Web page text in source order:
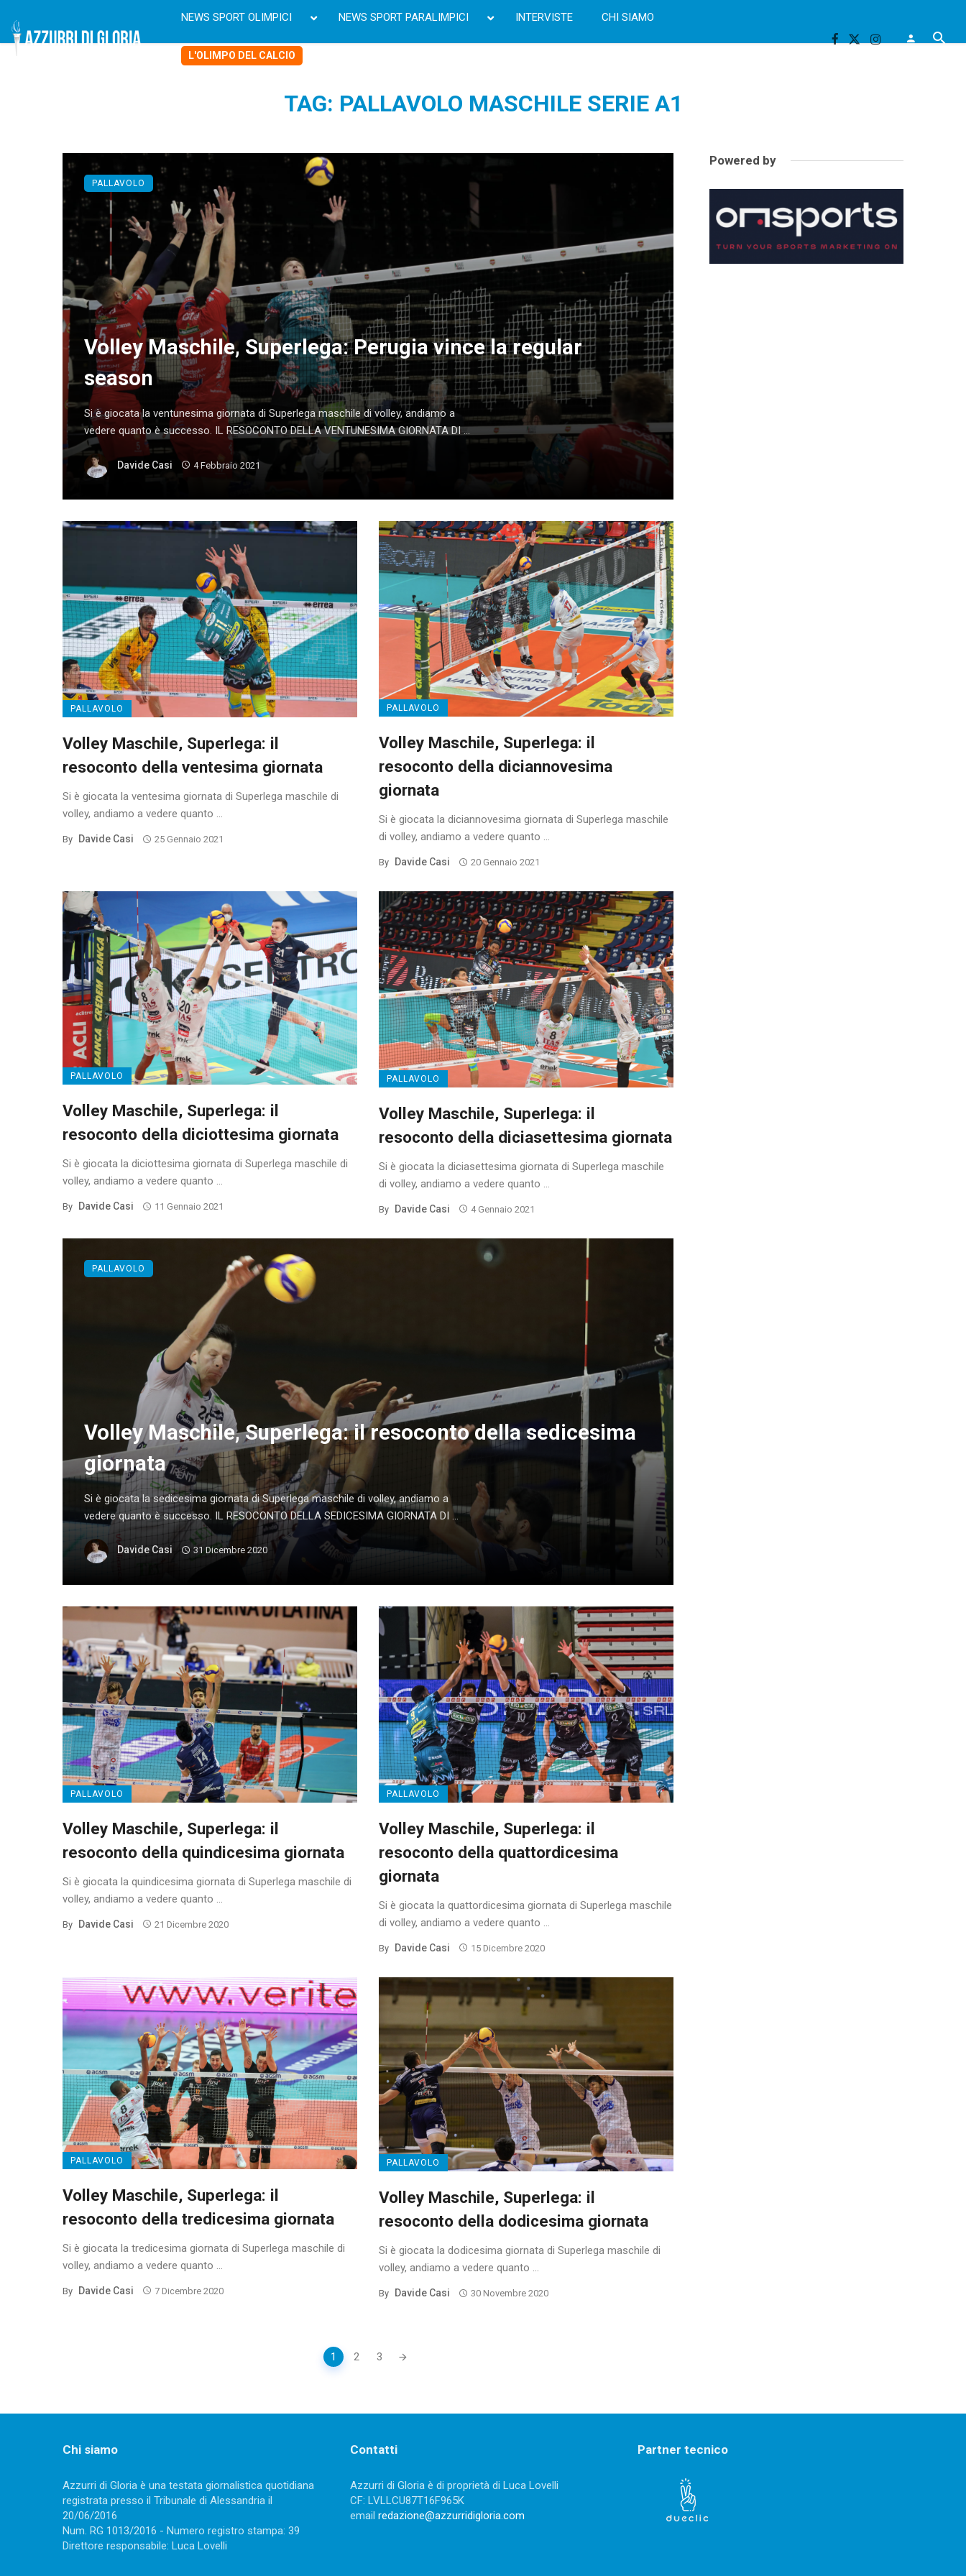
NEWS SPORT OLIMPICI NEWS SPORT PARALIMPICI INTERVISTE CHI SIAMO
L'OLIMPO DEL CALCIO
TAG: PALLAVOLO MASCHILE SERIE A1
Volley Maschile, Superlega: Perugia vince la regular
season
Si è giocata la ventunesima giornata di Superlega maschile di volley, andiamo a
vedere quanto è successo. IL RESOCONTO DELLA VENTUNESIMA GIORNATA DI ...
Davide Casi 4 Febbraio 2021
PALLAVOLO
PALLAVOLO
Volley Maschile, Superlega: il
resoconto della ventesima giornata
Si è giocata la ventesima giornata di Superlega maschile di
volley, andiamo a vedere quanto ...
By Davide Casi 25 Gennaio 2021
PALLAVOLO
Volley Maschile, Superlega: il
resoconto della diciannovesima
giornata
Si è giocata la diciannovesima giornata di Superlega maschile
di volley, andiamo a vedere quanto ...
By Davide Casi 20 Gennaio 2021
PALLAVOLO
Volley Maschile, Superlega: il
resoconto della diciottesima giornata
Si è giocata la diciottesima giornata di Superlega maschile di
volley, andiamo a vedere quanto ...
By Davide Casi 11 Gennaio 2021
PALLAVOLO
Volley Maschile, Superlega: il
resoconto della diciasettesima giornata
Si è giocata la diciasettesima giornata di Superlega maschile
di volley, andiamo a vedere quanto ...
By Davide Casi 4 Gennaio 2021
Volley Maschile, Superlega: il resoconto della sedicesima
giornata
Si è giocata la sedicesima giornata di Superlega maschile di volley, andiamo a
vedere quanto è successo. IL RESOCONTO DELLA SEDICESIMA GIORNATA DI ...
Davide Casi 31 Dicembre 2020
PALLAVOLO
PALLAVOLO
Volley Maschile, Superlega: il
resoconto della quindicesima giornata
Si è giocata la quindicesima giornata di Superlega maschile di
volley, andiamo a vedere quanto ...
By Davide Casi 21 Dicembre 2020
PALLAVOLO
Volley Maschile, Superlega: il
resoconto della quattordicesima
giornata
Si è giocata la quattordicesima giornata di Superlega maschile
di volley, andiamo a vedere quanto ...
By Davide Casi 15 Dicembre 2020
PALLAVOLO
Volley Maschile, Superlega: il
resoconto della tredicesima giornata
Si è giocata la tredicesima giornata di Superlega maschile di
volley, andiamo a vedere quanto ...
By Davide Casi 7 Dicembre 2020
PALLAVOLO
Volley Maschile, Superlega: il
resoconto della dodicesima giornata
Si è giocata la dodicesima giornata di Superlega maschile di
volley, andiamo a vedere quanto ...
By Davide Casi 30 Novembre 2020
1 2 3
Powered by
Chi siamo
Azzurri di Gloria è una testata giornalistica quotidiana
registrata presso il Tribunale di Alessandria il
20/06/2016
Num. RG 1013/2016 - Numero registro stampa: 39
Direttore responsabile: Luca Lovelli
Contatti
Azzurri di Gloria è di proprietà di Luca Lovelli
CF: LVLLCU87T16F965K
email redazione@azzurridigloria.com
Partner tecnico